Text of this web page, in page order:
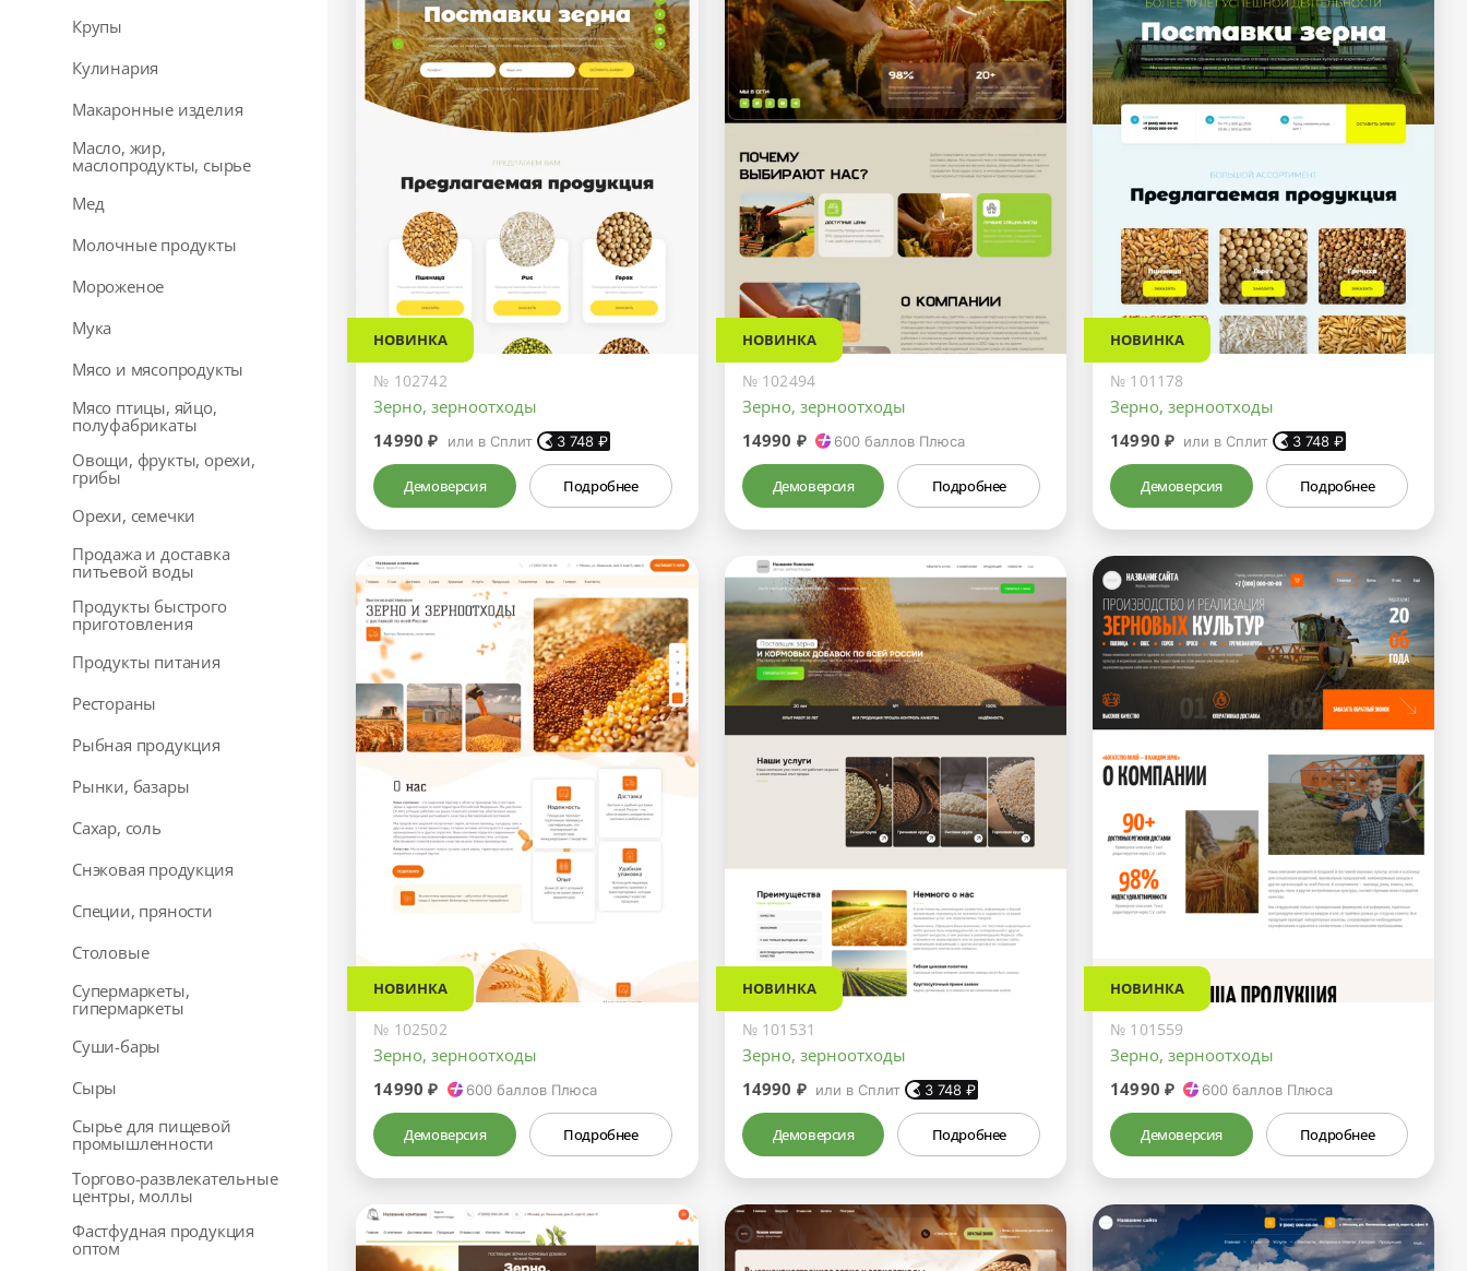
Крупы
Кулинария
Макаронные изделия
Масло, жир,
маслопродукты, сырье
Мед
Молочные продукты
Мороженое
Мука
Мясо и мясопродукты
Мясо птицы, яйцо,
полуфабрикаты
Овощи, фрукты, орехи,
грибы
Орехи, семечки
Продажа и доставка
питьевой воды
Продукты быстрого
приготовления
Продукты питания
Рестораны
Рыбная продукция
Рынки, базары
Сахар, соль
Снэковая продукция
Специи, пряности
Столовые
Супермаркеты,
гипермаркеты
Суши-бары
Сыры
Сырье для пищевой
промышленности
Торгово-развлекательные
центры, моллы
Фастфудная продукция
оптом
НОВИНКА
№ 102742
Зерно, зерноотходы
14990 ₽
или в Сплит 3 748₽
Демоверсия Подробнее
НОВИНКА
№ 102494
Зерно, зерноотходы
14990 ₽
600 баллов Плюса
Демоверсия Подробнее
НОВИНКА
№ 101178
Зерно, зерноотходы
14990 ₽ или в Сплит 3 748 ₽
Демоверсия Подробнее
НОВИНКА
№ 102502
Зерно, зерноотходы
14990 ₽
600баллов Плюса
Демоверсия Подробнее
НОВИНКА
№ 101531
Зерно, зерноотходы
14990 ₽ или в Сплит 3 748 ₽
Демоверсия Подробнее
НОВИНКА
№ 101559
Зерно, зерноотходы
14990 ₽
600 баллов Плюса
Демоверсия Подробнее